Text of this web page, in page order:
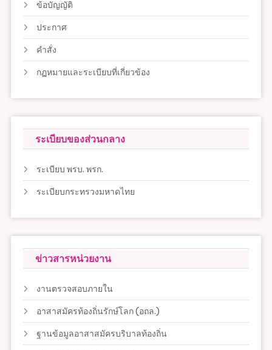
ข้อบัญญัติ
ประกาศ
คำสั่ง
กฏหมายและระเบียบที่เกี่ยวข้อง
ระเบียบของส่วนกลาง
ระเบียบ พรบ. พรก.
ระเบียบกระทรวงมหาดไทย
ข่าวสารหน่วยงาน
งานตรวจสอบภายใน
อาสาสมัครท้องถิ่นรักษ์โลก (อถล.)
ฐานข้อมูลอาสาสมัครบริบาลท้องถิ่น